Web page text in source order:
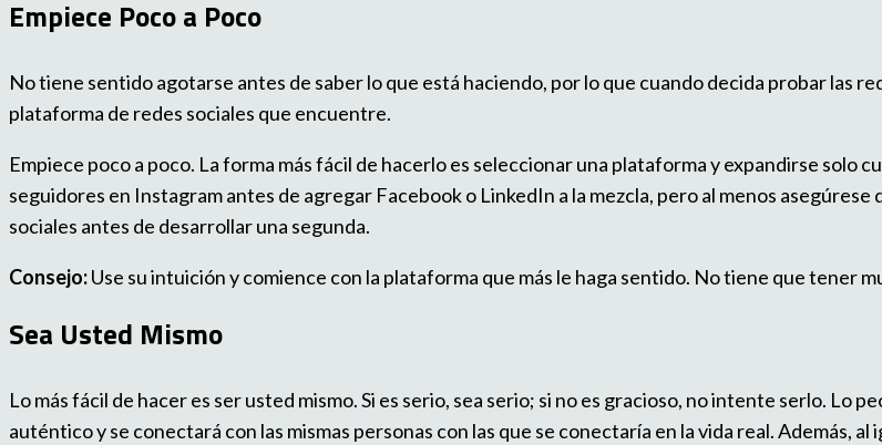
Empiece Poco a Poco
No tiene sentido agotarse antes de saber lo que está haciendo, por lo que cuando decida probar las
plataforma de redes sociales que encuentre.
Empiece poco a poco. La forma más fácil de hacerlo es seleccionar una plataforma y expandirse solo
seguidores en Instagram antes de agregar Facebook o LinkedIn a la mezcla, pero al menos asegúrese
sociales antes de desarrollar una segunda.
Consejo:Use su intuición y comience con la plataforma que más le haga sentido. No tiene que tener
Sea Usted Mismo
Lo más fácil de hacer es ser usted mismo. Si es serio, sea serio; si no es gracioso, no intente serlo. Lo
auténtico y se conectará con las mismas personas con las que se conectaría en la vida real. Además, al